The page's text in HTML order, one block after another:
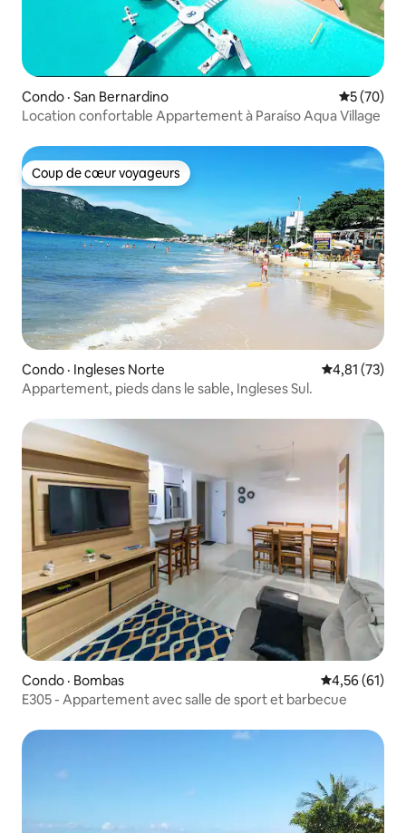
Condo · San Bernardino Note
5 (70)
Location confortable Appartement à Paraíso Aqua Village
Coup de cœur voyageurs
Coup de cœur voyageurs
Condo · Ingleses Norte Note
4,81 (73)
Appartement, pieds dans le sable, Ingleses Sul.
Condo · Bombas Note
4,56 (61)
E305 - Appartement avec salle de sport et barbecue